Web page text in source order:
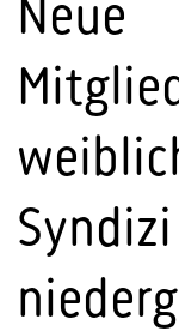
Neue